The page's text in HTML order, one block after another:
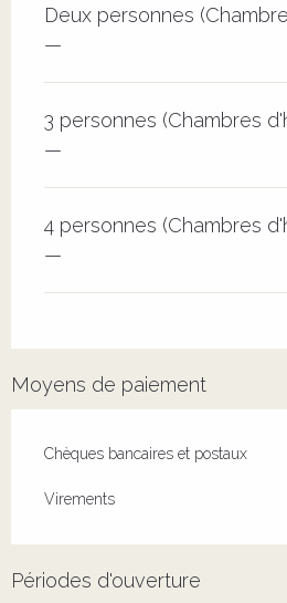
Deux personnes
—
3 personnes (Chambres
—
4 personnes (Chambres
—
Moyens de paiement
Chèques bancaires et postaux
Virements
Périodes d'ouverture